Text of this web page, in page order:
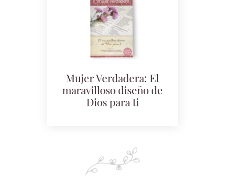
Mujer Verdadera: El
maravilloso diseño de
Dios para ti